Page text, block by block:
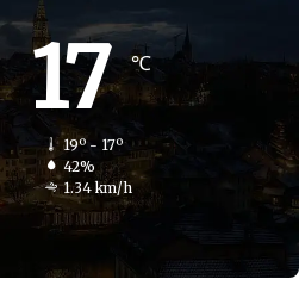
17℃
19º - 17º
42%
1.34 km/h